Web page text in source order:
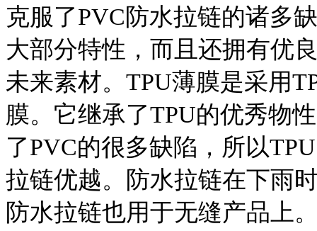
克服了PVC防水拉链的诸多
大部分特性，而且还拥有优
未来素材。TPU薄膜是采用
膜。它继承了TPU的优秀物
了PVC的很多缺陷，所以
拉链优越。防水拉链在下雨
防水拉链也用于无缝产品上